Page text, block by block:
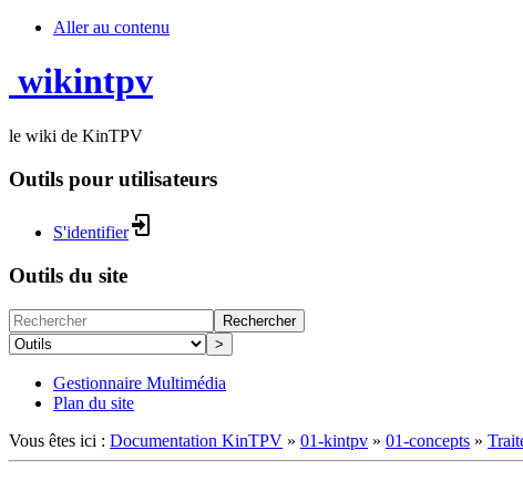
Aller au contenu
wikintpv
le wiki de KinTPV
Outils pour utilisateurs
S'identifier
Outils du site
Rechercher
>
Gestionnaire Multimédia
Plan du site
Vous êtes ici : Documentation KinTPV » 01-kintpv » 01-concepts »